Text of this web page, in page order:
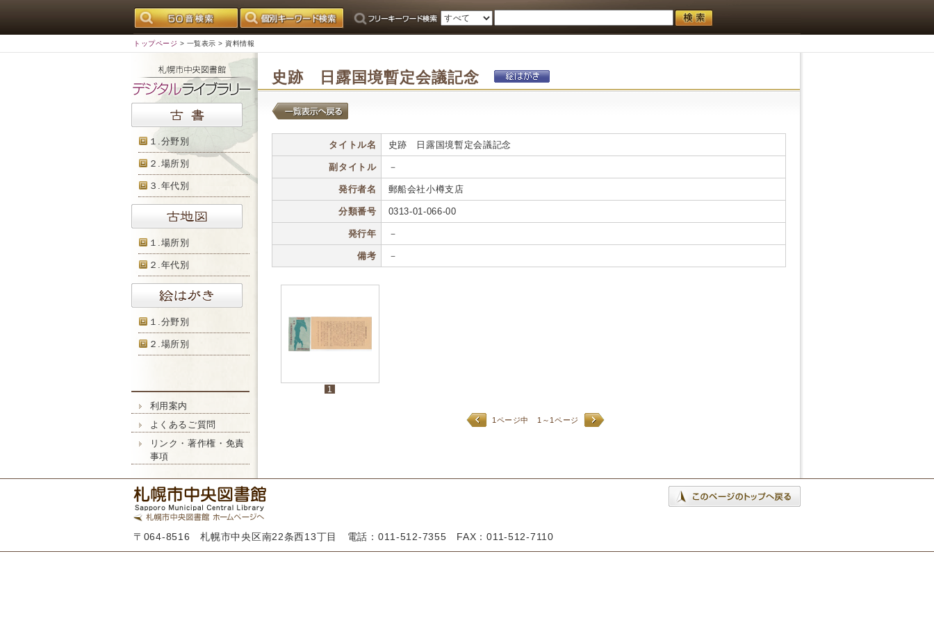
トップページ > 一覧表示 > 資料情報
１.分野別
２.場所別
３.年代別
１.場所別
２.年代別
１.分野別
２.場所別
利用案内
よくあるご質問
リンク・著作権・免責
事項
史跡 日露国境暫定会議記念
タイトル名 史跡 日露国境暫定会議記念
副タイトル －
発行者名 郵船会社小樽支店
分類番号 0313-01-066-00
発行年 －
備考 －
1
1ページ中 1～1ページ
〒064-8516 札幌市中央区南22条西13丁目 電話：011-512-7355 FAX：011-512-7110